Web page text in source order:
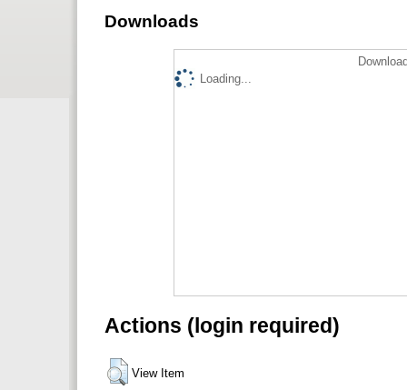
Downloads
Loading...
Actions (login required)
View Item